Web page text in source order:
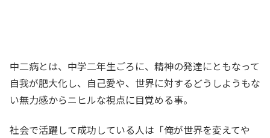
中二病とは、中学二年生ごろに、精神の発達にともなって
自我が肥大化し、自己愛や、世界に対するどうしようもな
い無力感からニヒルな視点に目覚める事。
社会で活躍して成功している人は「俺が世界を変えてや